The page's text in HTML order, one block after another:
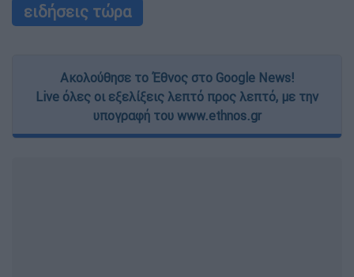
ειδήσεις τώρα
Ακολούθησε το Έθνος στο Google News!
Live όλες οι εξελίξεις λεπτό προς λεπτό, με την
υπογραφή του www.ethnos.gr